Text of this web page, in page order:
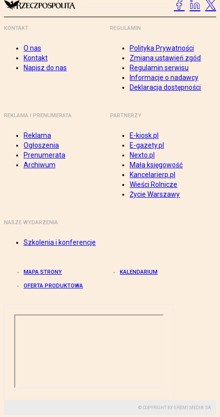
KONTAKT
O nas
Kontakt
Napisz do nas
REGULAMIN
Polityka Prywatności
Zmiana ustawień zgód
Regulamin serwisu
Informacje o nadawcy
Deklaracja dostępności
REKLAMA I PRENUMERATA
Reklama
Ogłoszenia
Prenumerata
Archiwum
PARTNERZY
E-kiosk.pl
E-gazety.pl
Nexto.pl
Mała księgowość
Kancelarierp.pl
Wieści Rolnicze
Życie Warszawy
NASZE WYDARZENIA
Szkolenia i konferencje
MAPA STRONY KALENDARIUM
OFERTA PRODUKTOWA
© COPYRIGHT BY GREMI MEDIA SA